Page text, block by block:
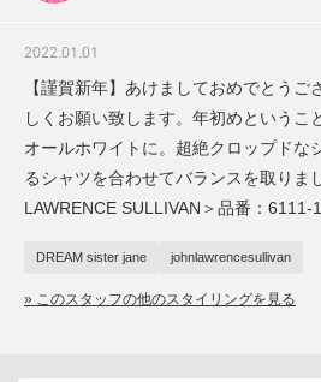
2022.01.01
【謹賀新年】あけましておめでとう
しくお願い致します。年初めというこ
オールホワイトに。超絶クロップドな
るシャツを合わせてバランスを取りま
LAWRENCE SULLIVAN＞品番：
DREAM sister jane johnlawrencesullivan
» このスタッフの他のスタイリングを見る